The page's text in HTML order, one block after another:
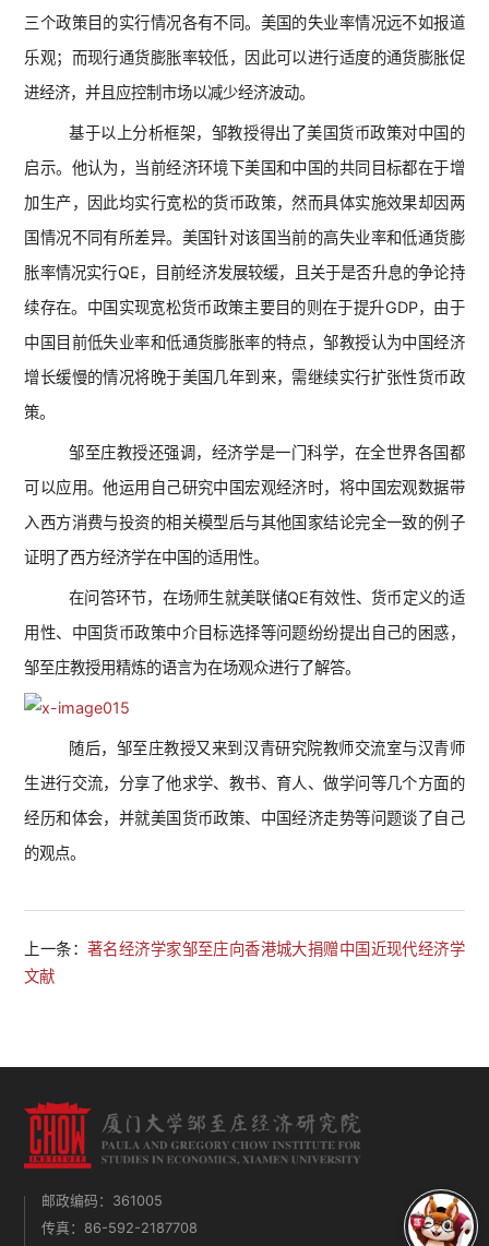
三个政策目的实行情况各有不同。美国的失业率情况远不如报道
乐观；而现行通货膨胀率较低，因此可以进行适度的通货膨胀促
进经济，并且应控制市场以减少经济波动。
基于以上分析框架，邹教授得出了美国货币政策对中国的
启示。他认为，当前经济环境下美国和中国的共同目标都在于增
加生产，因此均实行宽松的货币政策，然而具体实施效果却因两
国情况不同有所差异。美国针对该国当前的高失业率和低通货膨
胀率情况实行QE，目前经济发展较缓，且关于是否升息的争论持
续存在。中国实现宽松货币政策主要目的则在于提升GDP，由于
中国目前低失业率和低通货膨胀率的特点，邹教授认为中国经济
增长缓慢的情况将晚于美国几年到来，需继续实行扩张性货币政
策。
邹至庄教授还强调，经济学是一门科学，在全世界各国都
可以应用。他运用自己研究中国宏观经济时，将中国宏观数据带
入西方消费与投资的相关模型后与其他国家结论完全一致的例子
证明了西方经济学在中国的适用性。
在问答环节，在场师生就美联储QE有效性、货币定义的适
用性、中国货币政策中介目标选择等问题纷纷提出自己的困惑，
邹至庄教授用精炼的语言为在场观众进行了解答。
随后，邹至庄教授又来到汉青研究院教师交流室与汉青师
生进行交流，分享了他求学、教书、育人、做学问等几个方面的
经历和体会，并就美国货币政策、中国经济走势等问题谈了自己
的观点。
上一条：著名经济学家邹至庄向香港城大捐赠中国近现代经济学
文献
邮政编码：361005
传真：86-592-2187708